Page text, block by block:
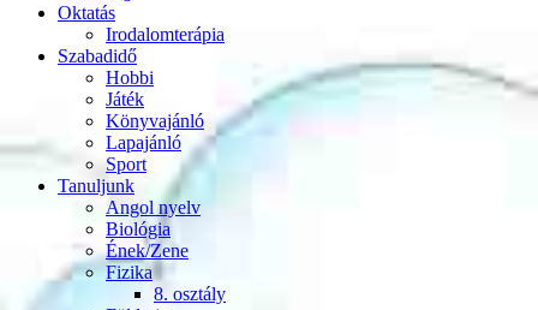
Oktatás
Irodalomterápia
Szabadidő
Hobbi
Játék
Könyvajánló
Lapajánló
Sport
Tanuljunk
Angol nyelv
Biológia
Ének/Zene
Fizika
8. osztály